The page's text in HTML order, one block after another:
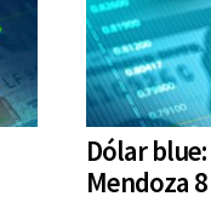
Dólar
Mendoza